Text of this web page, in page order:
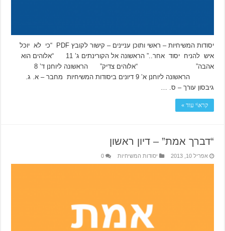
יסודות המשיחיות – ראשי ותוכן עניינים – קישור לקובץ PDF “כי לא יוכל
איש להניח יסוד אחר..” הראשונה אל הקורינתים ג’ 11 “אלוהים הוא
הראשונה ליוחנן א’ 9 דיונים ביסודות המשיחיות מחבר – א. ג.
גיבסון עורך – ס. …
קרא\י עוד »
“דברך אמת” – דיון ראשון
אפריל 10, 2013 יסודות המשיחיות 0